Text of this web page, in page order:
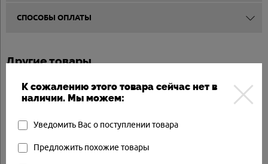
СПОСОБЫ ОПЛАТЫ
К сожалению этого товара сейчас нет в
наличии. Мы можем:
Уведомить Вас о поступлении товара
Предложить похожие товары
Другие товары
Арт.: SKM-G36K5.612